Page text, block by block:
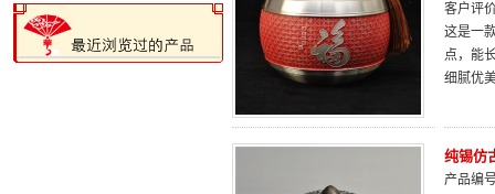
客户评
这是一
点，能
细腻优
纯锡仿
产品编